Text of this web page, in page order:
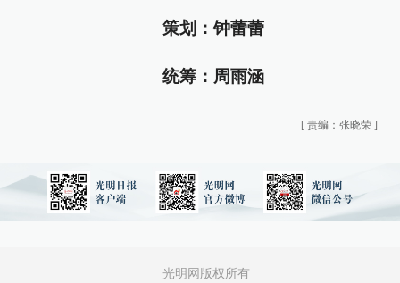
策划：钟蕾蕾
统筹：周雨涵
[ 责编：张晓荣 ]
光明网版权所有